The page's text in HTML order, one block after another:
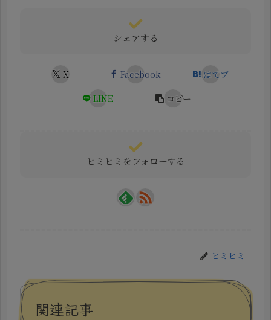
シェアする
X Facebook
はてブ
LINE
コピー
ヒミヒミをフォローする
ヒミヒミ
関連記事